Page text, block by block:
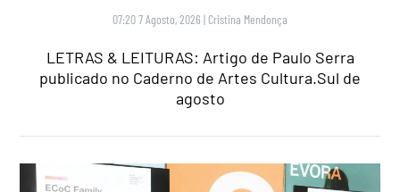
07:20 7 Agosto, 2026 | Cristina Mendonça
LETRAS & LEITURAS: Artigo de Paulo Serra
publicado no Caderno de Artes Cultura.Sul de
agosto